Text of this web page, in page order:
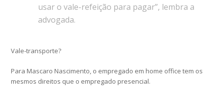
usar o vale-refeição para pagar”, lembra a
advogada.
Vale-transporte?
Para Mascaro Nascimento, o empregado em home office tem os
mesmos direitos que o empregado presencial.